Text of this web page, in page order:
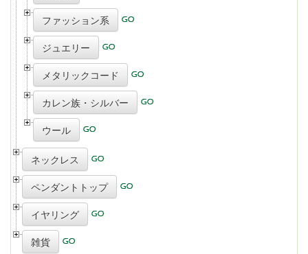
ファッション系
ジュエリー
メタリックコード
カレン族・シルバー
ウール
ネックレス
ペンダントトップ
イヤリング
雑貨